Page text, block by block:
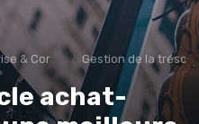
Finance Gestion de la
achat-